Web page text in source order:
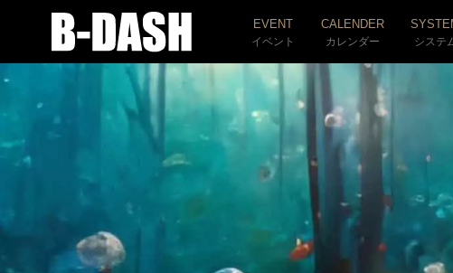
EVENT
イベント
CALENDER
カレンダー システ